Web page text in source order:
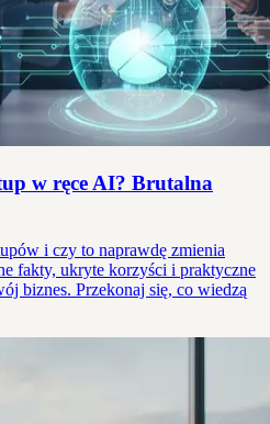
w ręce AI? Brutalna
i czy to naprawdę zmienia
fakty, ukryte korzyści i praktyczne
biznes. Przekonaj się, co wiedzą